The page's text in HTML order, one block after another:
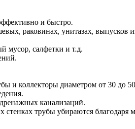
и быстро.
раковинах, унитазах, выпусков
мусор, салфетки и т.д.
и коллекторы диаметром от 30 до
канализаций.
стенках трубы убираются